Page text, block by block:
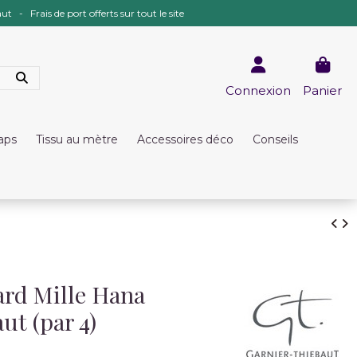
- Frais de port offerts sur tout le site
Connexion Panier
Tissu au mètre Accessoires déco Conseils
Mille Hana
(par 4)